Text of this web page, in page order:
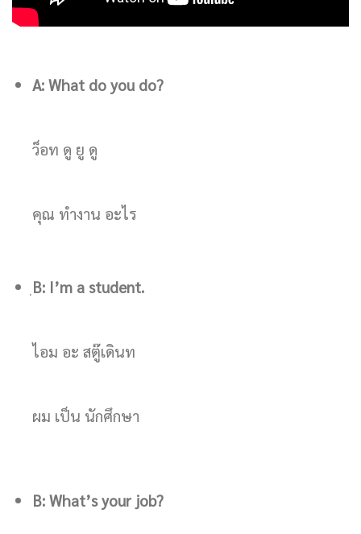
A: What do you do?
ว็อท ดู ยู ดู
คุณ ทำงาน อะไร
B: I’m a student.
ไอม อะ สตู๊เดินท
ผม เป็น นักศึกษา
B: What’s your job?